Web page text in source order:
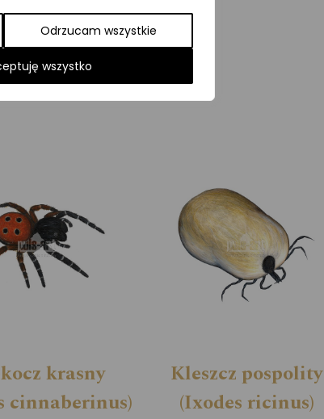
Odrzucam wszystkie
wszystko
z ostatnich 30 dni:65,00zł
ILUSTRACJE,Pajęczaki
krasny
cinnaberinus)
Kleszcz pospolity
(Ixodes ricinus)